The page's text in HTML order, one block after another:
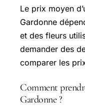
Le prix moyen
Gardonne
et des fleurs
demander des
comparer les
Comment
Gardonne ?